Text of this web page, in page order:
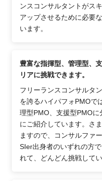
ンスコンサルタントがス
アップさせるために必要
います。
豊富な指揮型、管理型、
リアに挑戦できます。
フリーランスコンサルタ
を誇るハイパフォPMOで
理型PMO、支援型PMO
にご紹介しています。さ
ますので、コンサルファ
SIer出身者のいずれの方
れて、どんどん挑戦して